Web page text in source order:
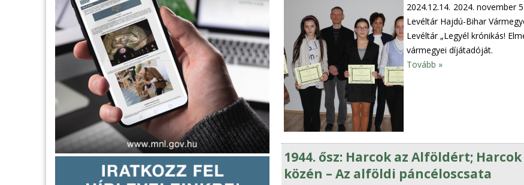
2024.12.14. 2024. november
Levéltár Hajdú-Bihar
Levéltár „Legyél krónikás!
vármegyei díjátadóját.
Tovább »
1944. ősz: Harcok az Alföldért;
közén – Az alföldi páncéloscsata